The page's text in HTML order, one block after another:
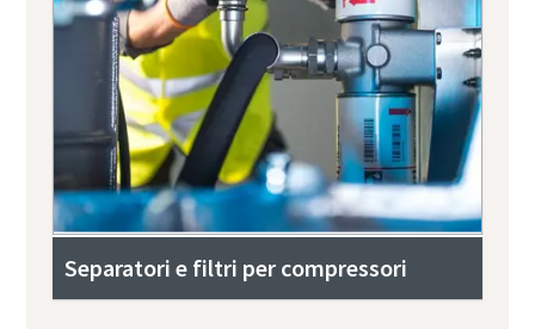
Separatori e filtri per compressori